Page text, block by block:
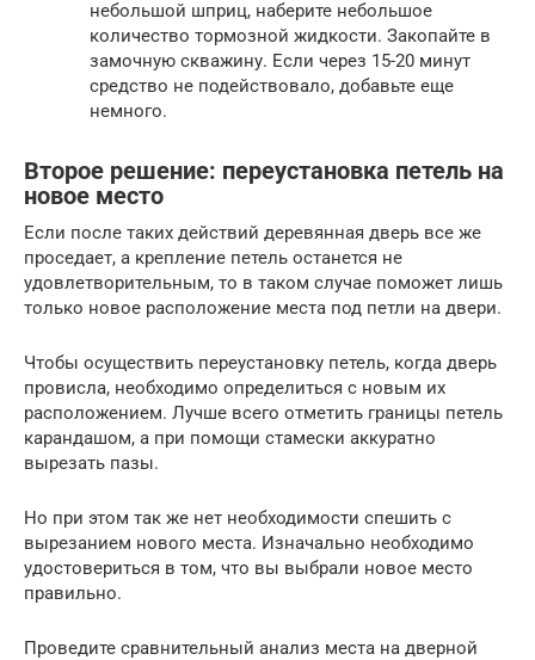
небольшой шприц, наберите небольшое
количество тормозной жидкости. Закопайте в
замочную скважину. Если через 15-20 минут
средство не подействовало, добавьте еще
немного.
Второе решение: переустановка петель на
новое место
Если после таких действий деревянная дверь все же
проседает, а крепление петель останется не
удовлетворительным, то в таком случае поможет лишь
только новое расположение места под петли на двери.
Чтобы осуществить переустановку петель, когда дверь
провисла, необходимо определиться с новым их
расположением. Лучше всего отметить границы петель
карандашом, а при помощи стамески аккуратно
вырезать пазы.
Но при этом так же нет необходимости спешить с
вырезанием нового места. Изначально необходимо
удостовериться в том, что вы выбрали новое место
правильно.
Проведите сравнительный анализ места на дверной